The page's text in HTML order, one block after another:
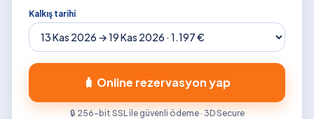
Kalkış tarihi
🧳 Online rezervasyon yap
🔒 256-bit SSL ile güvenli ödeme · 3D Secure